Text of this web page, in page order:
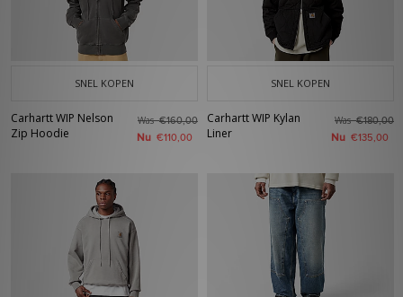
SNEL KOPEN
Carhartt WIP Nelson
Zip Hoodie
Was€160,00
Nu €110,00
SNEL KOPEN
Carhartt WIP Kylan
Liner
Was€180,00
Nu €135,00